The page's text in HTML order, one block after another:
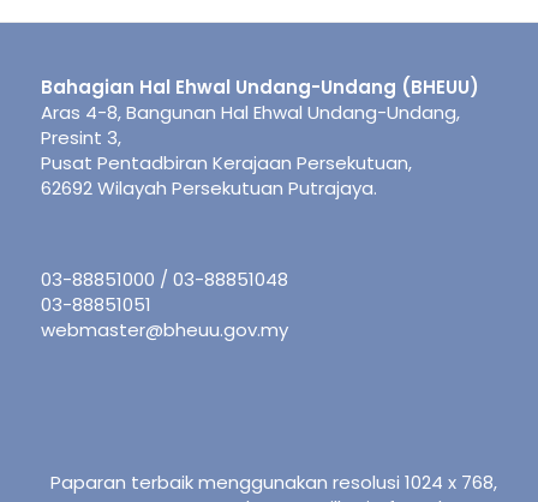
Bahagian Hal Ehwal Undang-Undang (BHEUU)
Aras 4-8, Bangunan Hal Ehwal Undang-Undang,
Presint 3,
Pusat Pentadbiran Kerajaan Persekutuan,
62692 Wilayah Persekutuan Putrajaya.
03-88851000 / 03-88851048
03-88851051
webmaster@bheuu.gov.my
Paparan terbaik menggunakan resolusi 1024 x 768,